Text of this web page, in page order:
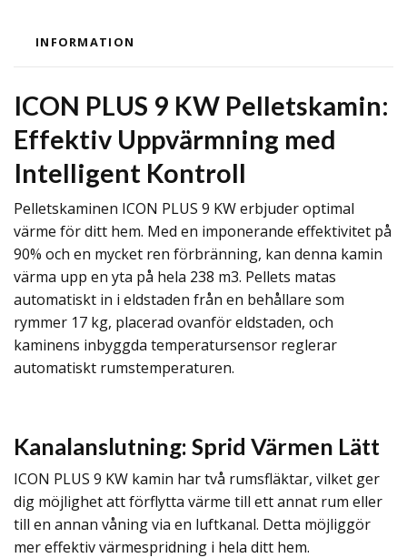
INFORMATION
ICON PLUS 9 KW Pelletskamin:
Effektiv Uppvärmning med
Intelligent Kontroll
Pelletskaminen ICON PLUS 9 KW erbjuder optimal
värme för ditt hem. Med en imponerande effektivitet på
90% och en mycket ren förbränning, kan denna kamin
värma upp en yta på hela 238 m3. Pellets matas
automatiskt in i eldstaden från en behållare som
rymmer 17 kg, placerad ovanför eldstaden, och
kaminens inbyggda temperatursensor reglerar
automatiskt rumstemperaturen.
Kanalanslutning: Sprid Värmen Lätt
ICON PLUS 9 KW kamin har två rumsfläktar, vilket ger
dig möjlighet att förflytta värme till ett annat rum eller
till en annan våning via en luftkanal. Detta möjliggör
mer effektiv värmespridning i hela ditt hem.